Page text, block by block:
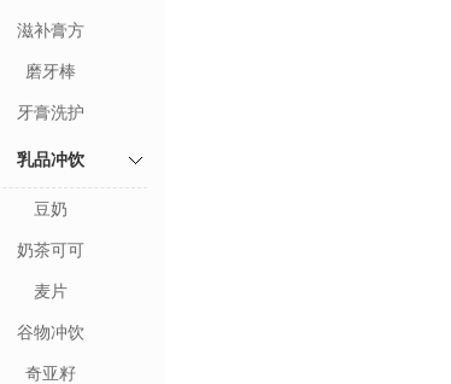
滋补膏方
磨牙棒
牙膏洗护
乳品冲饮
豆奶
奶茶可可
麦片
谷物冲饮
奇亚籽